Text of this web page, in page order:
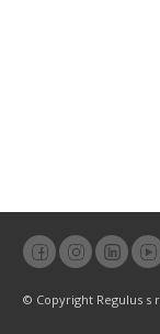
© Copyright Regulus s